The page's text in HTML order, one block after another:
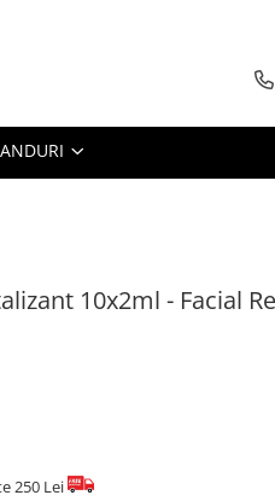
10x2ml - Facial
250 Lei